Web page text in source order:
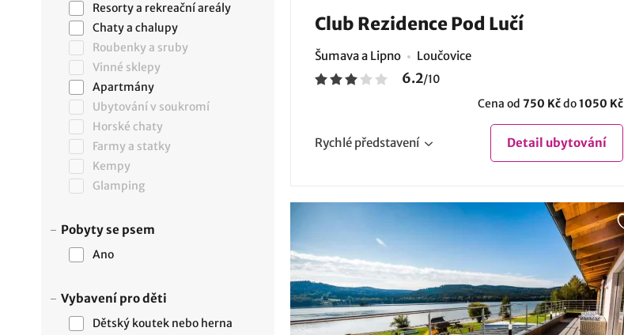
Resorty a rekreační areály
Chaty a chalupy
Roubenky a sruby
Vinné sklepy
Apartmány
Ubytování v soukromí
Horské chaty
Farmy a statky
Kempy
Glamping
Pobyty se psem
Ano
Vybavení pro děti
Dětský koutek nebo herna
Club Rezidence Pod Lučí
Šumava a Lipno Loučovice
6.2/10
Cena od 750 Kčdo1050 Kč
Rychlé představení Detail ubytování